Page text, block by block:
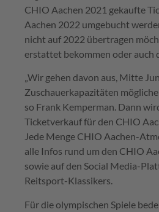
CHIO Aachen 2021 gekaufte
Aachen 2022 umgebucht
nicht auf 2022 übertragen
erstattet bekommen oder auch
„Wir gehen davon aus, Mitte
Zuschauerkapazitäten
so Frank Kemperman. Dann
Ticketverkauf für den CHIO
Jede Menge CHIO Aachen-
alle Infos rund um den CHIO
sowie auf den Social Media-
Reitsport-Klassikers.
Für die olympischen Spiele